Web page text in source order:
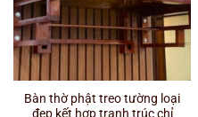
Bàn thờ phật treo tường loại
đẹp kết hợp tranh trúc chỉ